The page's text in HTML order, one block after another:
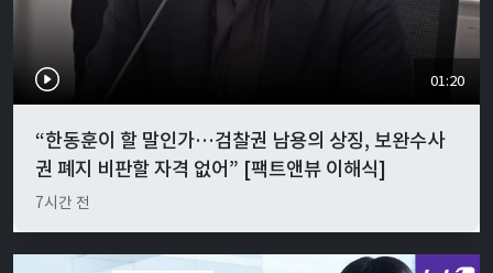
01:20
“한동훈이 할 말인가…검찰권 남용의 상징, 보완수사
권 폐지 비판할 자격 없어” [팩트앤뷰 이해식]
7시간 전